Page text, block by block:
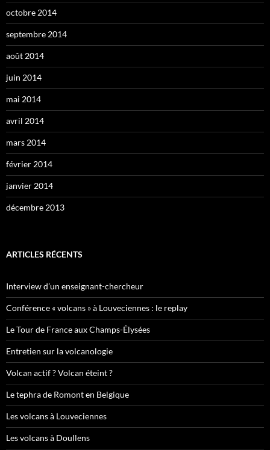
octobre 2014
septembre 2014
août 2014
juin 2014
mai 2014
avril 2014
mars 2014
février 2014
janvier 2014
décembre 2013
ARTICLES RÉCENTS
Interview d’un enseignant-chercheur
Conférence « volcans » à Louveciennes : le replay
Le Tour de France aux Champs-Élysées
Entretien sur la volcanologie
Volcan actif ? Volcan éteint ?
Le tephra de Romont en Belgique
Les volcans à Louveciennes
Les volcans à Doullens